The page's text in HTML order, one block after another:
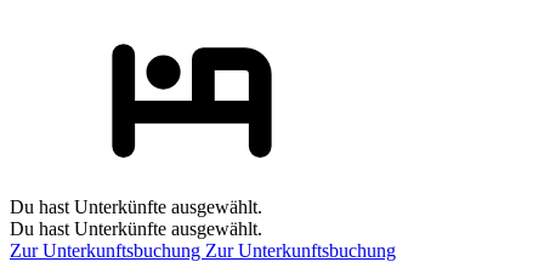
Du hast Unterkünfte ausgewählt.
Du hast Unterkünfte ausgewählt.
Zur Unterkunftsbuchung Zur Unterkunftsbuchung